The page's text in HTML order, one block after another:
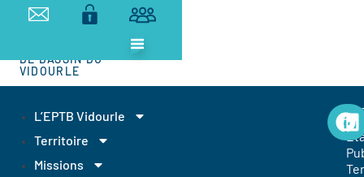
ETABLISSEMENT
DE BASSIN DU
VIDOURLE
L’EPTB Vidourle
Territoire
Missions